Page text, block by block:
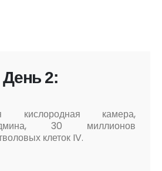
День 2:
кислородная камера,
30 миллионов
клеток IV.